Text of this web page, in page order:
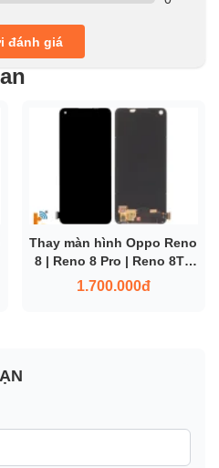
đánh giá
Thay màn hình Oppo Reno
8 | Reno 8 Pro | Reno 8T |
Reno 8Z
1.700.000đ